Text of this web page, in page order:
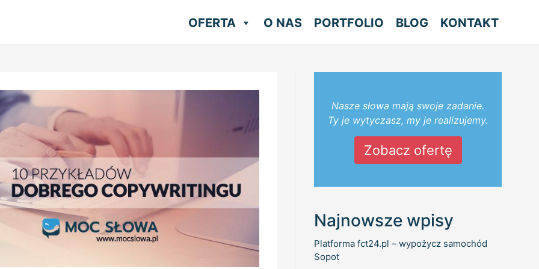
OFERTA O NAS PORTFOLIO BLOG KONTAKT
Nasze słowa mają swoje zadanie.
Ty je wytyczasz, my je realizujemy.
Zobacz ofertę
Najnowsze wpisy
Platforma fct24.pl – wypożycz samochód
Sopot